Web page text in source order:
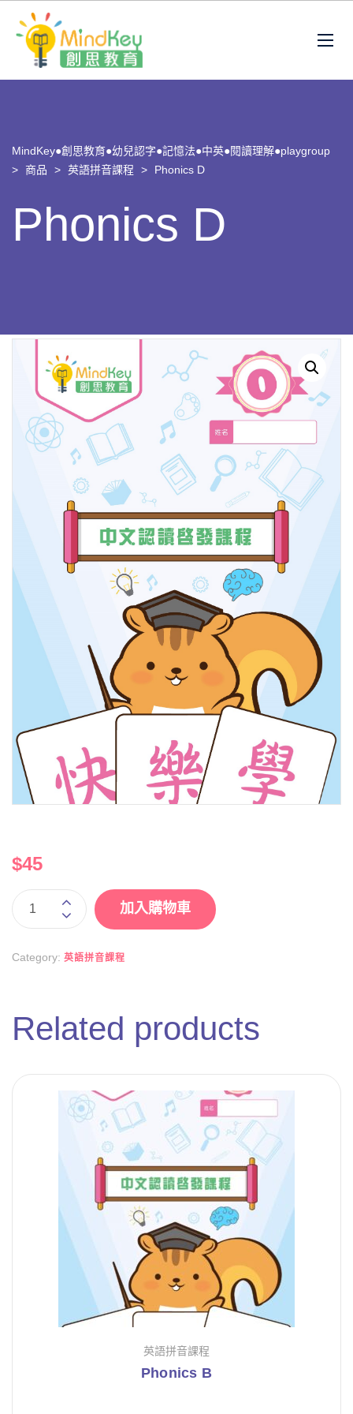
MindKey●創思教育●幼兒認字●記憶法●中英●閱讀理解●playgroup
> 商品 > 英語拼音課程 > Phonics D
Phonics D
$45
加入購物車
Category: 英語拼音課程
Related products
英語拼音課程
Phonics B